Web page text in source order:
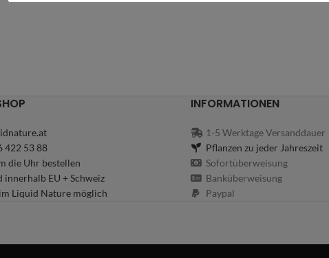
422 53 88
die Uhr bestellen
innerhalb EU + Schweiz
Liquid Nature möglich
INFORMATIONEN
1-5 Werktage Versanddauer
Pflanzen zu jeder Jahreszeit
Sofortüberweisung
Banküberweisung
Paypal